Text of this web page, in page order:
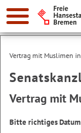
Suche:
Vertrag mit Muslimen
Vertrag mit
Bitte richtiges